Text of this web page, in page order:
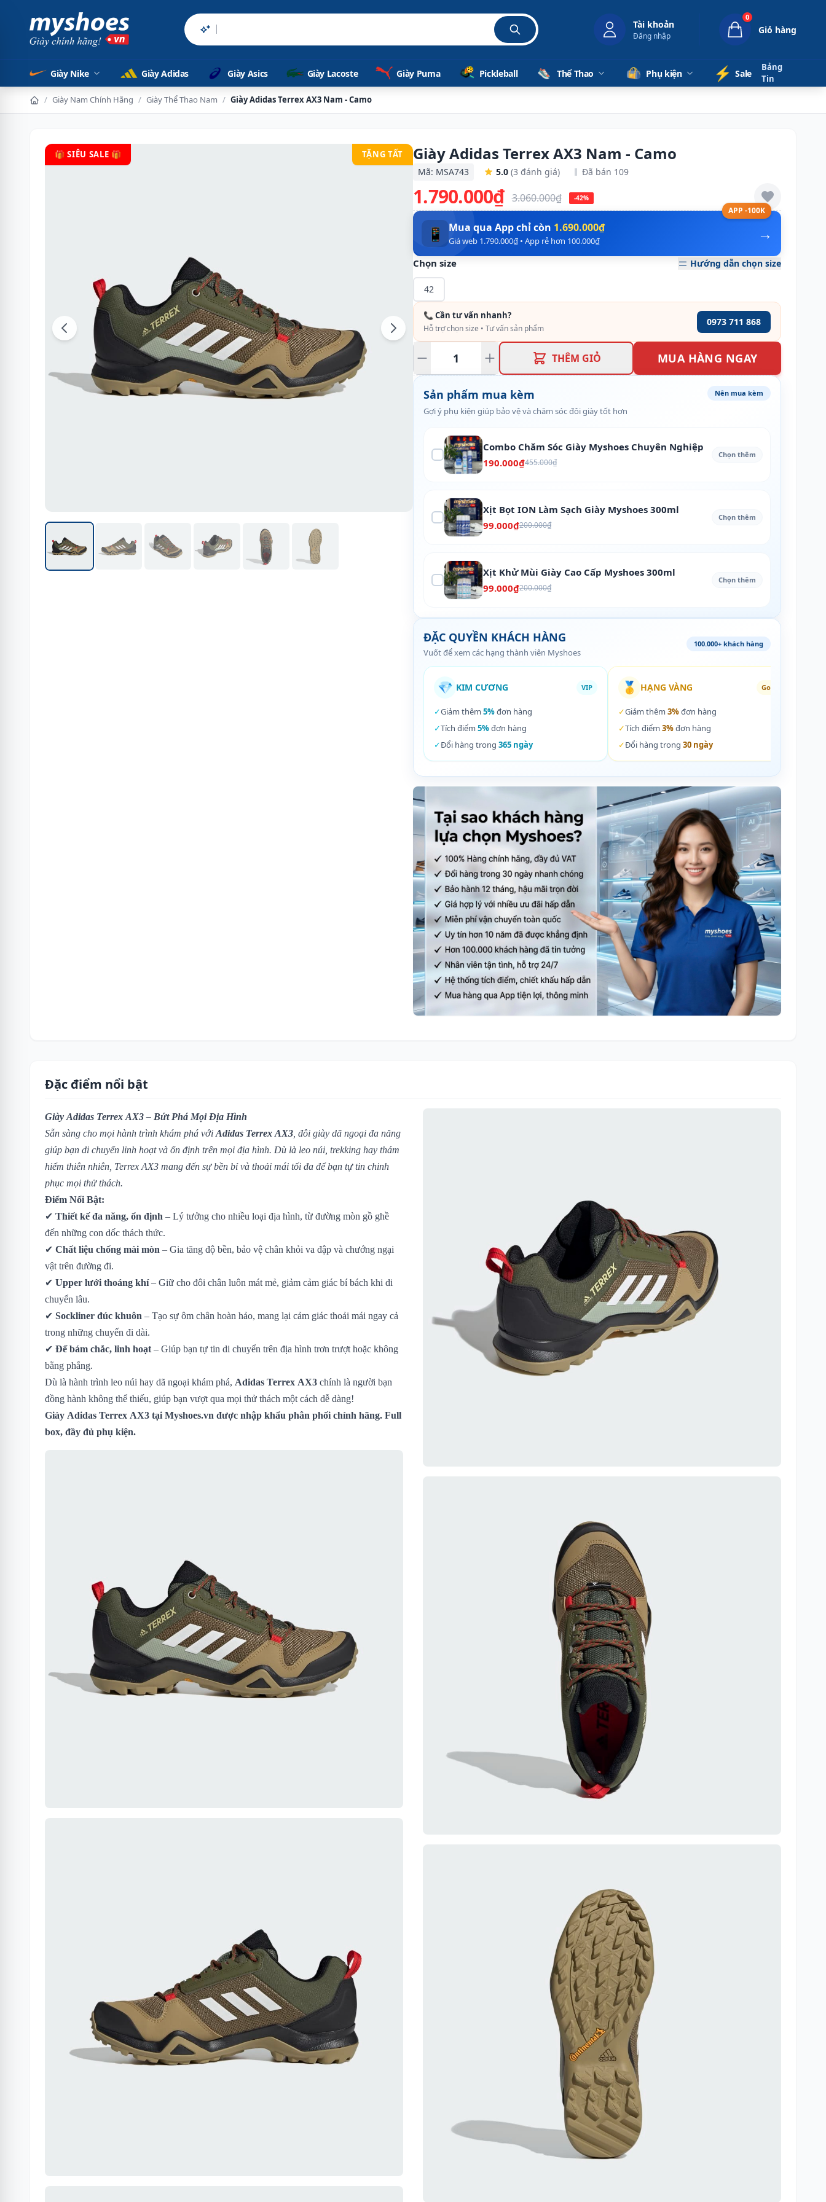
Sản phẩm chính h Tài khoản
Đăng nhập
0
Giỏ hàng
Giày Nike Giày Adidas Giày Asics Giày Lacoste Giày Puma Pickleball Thể Thao Phụ kiện ⚡️ Sale
Bảng
Tin
/ Giày Nam Chính Hãng / Giày Thể Thao Nam / Giày Adidas Terrex AX3 Nam - Camo
🎁 SIÊU SALE 🎁 TẶNG TẤT Giày Adidas Terrex AX3 Nam - Camo
Mã: MSA743 5.0 (3 đánh giá) Đã bán 109
1.790.000₫ 3.060.000₫ -42%
APP -100K
→
📱 Mua qua App chỉ còn 1.690.000₫
Giá web 1.790.000₫ • App rẻ hơn 100.000₫
Chọn size Hướng dẫn chọn size
42
📞 Cần tư vấn nhanh?
Hỗ trợ chọn size • Tư vấn sản phẩm
0973 711 868
THÊM GIỎ MUA HÀNG NGAY
Sản phẩm mua kèm
Gợi ý phụ kiện giúp bảo vệ và chăm sóc đôi giày tốt hơn
Nên mua kèm
Combo Chăm Sóc Giày Myshoes Chuyên Nghiệp
190.000₫455.000₫
Chọn thêm
Xịt Bọt ION Làm Sạch Giày Myshoes 300ml
99.000₫200.000₫
Chọn thêm
Xịt Khử Mùi Giày Cao Cấp Myshoes 300ml
99.000₫200.000₫
Chọn thêm
ĐẶC QUYỀN KHÁCH HÀNG
Vuốt để xem các hạng thành viên Myshoes
100.000+ khách hàng
💎 KIM CƯƠNG VIP
✓Giảm thêm 5%đơn hàng
✓Tích điểm 5%đơn hàng
✓Đổi hàng trong 365 ngày
🥇 HẠNG VÀNG Gold
✓Giảm thêm 3%đơn hàng
✓Tích điểm 3%đơn hàng
✓Đổi hàng trong 30 ngày
Đặc điểm nổi bật
Giày Adidas Terrex AX3 – Bứt Phá Mọi Địa Hình
Sẵn sàng cho mọi hành trình khám phá với Adidas Terrex AX3 , đôi giày dã ngoại đa năng
giúp bạn di chuyển linh hoạt và ổn định trên mọi địa hình. Dù là leo núi, trekking hay thám
hiểm thiên nhiên, Terrex AX3 mang đến sự bền bỉ và thoải mái tối đa để bạn tự tin chinh
phục mọi thử thách.
Điểm Nổi Bật:
✔ Thiết kế đa năng, ổn định – Lý tưởng cho nhiều loại địa hình, từ đường mòn gồ ghề
đến những con dốc thách thức.
✔ Chất liệu chống mài mòn – Gia tăng độ bền, bảo vệ chân khỏi va đập và chướng ngại
vật trên đường đi.
✔ Upper lưới thoáng khí– Giữ cho đôi chân luôn mát mẻ, giảm cảm giác bí bách khi di
chuyển lâu.
✔ Sockliner đúc khuôn – Tạo sự ôm chân hoàn hảo, mang lại cảm giác thoải mái ngay cả
trong những chuyến đi dài.
✔ Đế bám chắc, linh hoạt – Giúp bạn tự tin di chuyển trên địa hình trơn trượt hoặc không
bằng phẳng.
Dù là hành trình leo núi hay dã ngoại khám phá, Adidas Terrex AX3 chính là người bạn
đồng hành không thể thiếu, giúp bạn vượt qua mọi thử thách một cách dễ dàng!
Giày Adidas Terrex AX3 tại Myshoes.vn được nhập khẩu phân phối chính hãng. Full
box, đầy đủ phụ kiện.